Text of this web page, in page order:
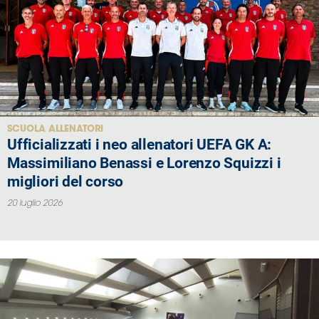
SCUOLA ALLENATORI
Ufficializzati i neo allenatori UEFA GK A:
Massimiliano Benassi e Lorenzo Squizzi i
migliori del corso
20 luglio 2026